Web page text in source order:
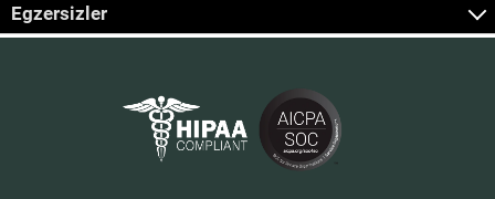
Egzersizler